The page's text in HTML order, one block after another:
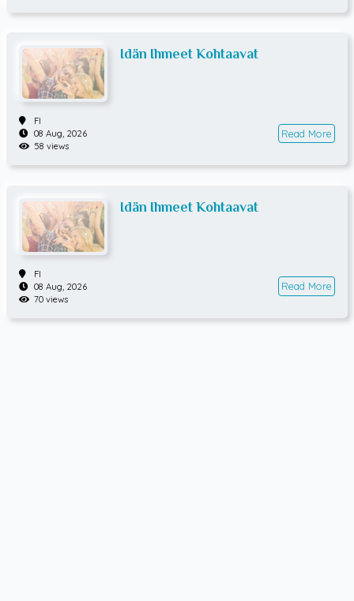
Idän Ihmeet Kohtaavat
FI
08 Aug, 2026
58 views
Read More
Idän Ihmeet Kohtaavat
FI
08 Aug, 2026
70 views
Read More